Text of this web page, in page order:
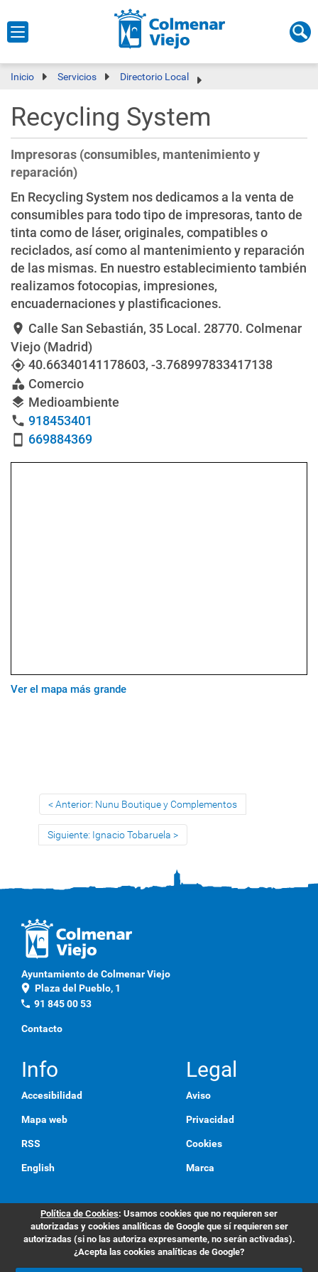
Inicio Servicios Directorio Local
Recycling System
Impresoras (consumibles, mantenimiento y
reparación)
En Recycling System nos dedicamos a la venta de
consumibles para todo tipo de impresoras, tanto de
tinta como de láser, originales, compatibles o
reciclados, así como al mantenimiento y reparación
de las mismas. En nuestro establecimiento también
realizamos fotocopias, impresiones,
encuadernaciones y plastificaciones.
Ver el mapa más grande
location_on Calle San Sebastián, 35 Local . 28770. Colmenar
Viejo (Madrid)
my_location40.66340141178603, -3.768997833417138
category Comercio
layers Medioambiente
phone 918453401
smartphone 669884369
Anterior: Nunu Boutique y Complementos
Siguiente: Ignacio Tobaruela
Ayuntamiento de Colmenar Viejo
location_on Plaza del Pueblo, 1
phone 91 845 00 53
Contacto
Info
Accesibilidad
Mapa web
RSS
English
Legal
Aviso
Privacidad
Cookies
Marca
Política de Cookies: Usamos cookies que no requieren ser
autorizadas y cookies analíticas de Google que sí requieren ser
autorizadas (si no las autoriza expresamente, no serán activadas).
¿Acepta las cookies analíticas de Google?